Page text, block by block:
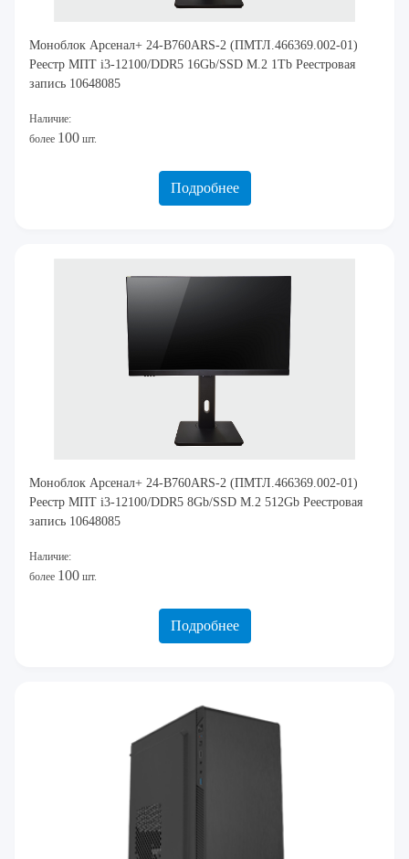
Моноблок Арсенал+ 24-B760ARS-2 (ПМТЛ.466369.002-01)
Реестр МПТ i3-12100/DDR5 16Gb/SSD M.2 1Tb Реестровая
запись 10648085
Наличие:
более 100 шт.
Подробнее
Моноблок Арсенал+ 24-B760ARS-2 (ПМТЛ.466369.002-01)
Реестр МПТ i3-12100/DDR5 8Gb/SSD M.2 512Gb Реестровая
запись 10648085
Наличие:
более 100 шт.
Подробнее